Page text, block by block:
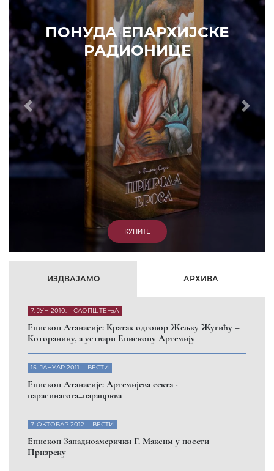
ЕПАРХИЈСКЕ
РАДИОНИЦЕ
Prethodni
ИЗДВАЈАМО АРХИВА
7. ЈУН 2010. САОПШТЕЊА
Eпископ Атанасије: Кратак одговор Жељку Жугићу –
Которанину, а уствари Епископу Артемију
15. ЈАНУАР 2011. ВЕСТИ
Eпископ Атанасије: Артемијева секта -
парасинагога=парацрква
7. ОКТОБАР 2012. ВЕСТИ
Eпископ Западноамерички Г. Максим у посети
Призрену